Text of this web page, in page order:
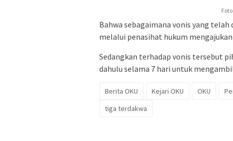
Bahwa sebagaimana vonis yang
melalui penasihat hukum
Sedangkan terhadap vonis tersebut
dahulu selama 7 hari untuk
Berita OKU Kejari OKU OKU
tiga terdakwa